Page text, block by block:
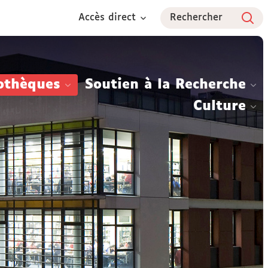
Accès direct Rechercher
Soutien à la Recherche
Culture